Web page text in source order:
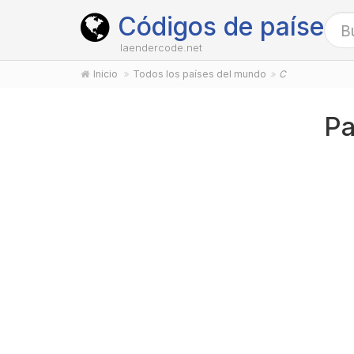
Códigos de países
laendercode.net
Inicio Todos los países del mundo C